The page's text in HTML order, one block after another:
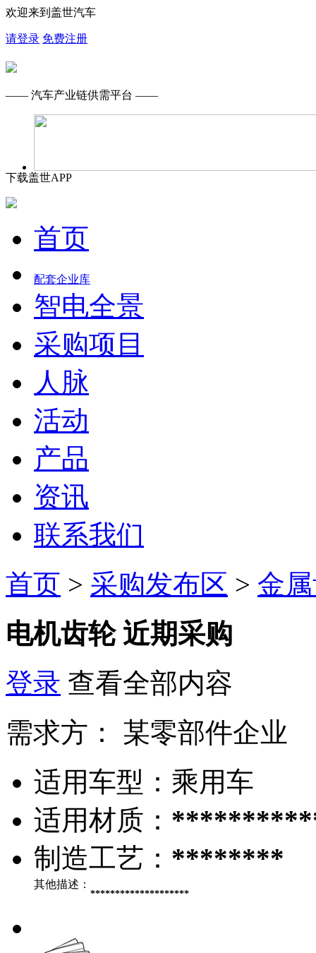
欢迎来到盖世汽车
请登录 免费注册
—— 汽车产业链供需平台 ——
下载盖世APP
首页
配套企业库
智电全景
采购项目
人脉
活动
产品
资讯
联系我们
首页 > 采购发布区 > 金
电机齿轮 近期采购
登录 查看全部内容
需求方：
某零部件企业
适用车型： 乘用车
适用材质：
制造工艺： ********
其他描述：
********************